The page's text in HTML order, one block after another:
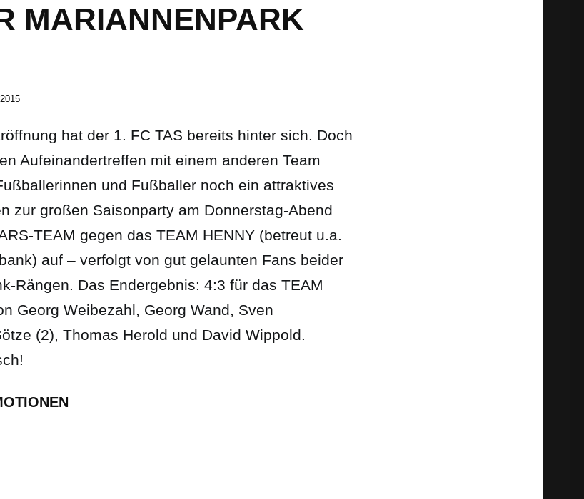
MARIANNENPARK
hat der 1. FC TAS bereits hinter sich. Doch
Aufeinandertreffen mit einem anderen Team
und Fußballer noch ein attraktives
zur großen Saisonparty am Donnerstag-Abend
TEAM gegen das TEAM HENNY (betreut u.a.
auf – verfolgt von gut gelaunten Fans beider
Rängen. Das Endergebnis: 4:3 für das TEAM
Georg Weibezahl, Georg Wand, Sven
(2), Thomas Herold und David Wippold.